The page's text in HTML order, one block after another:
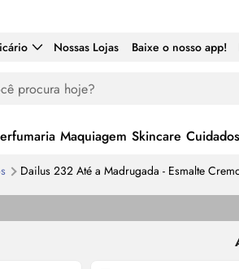
Nossas Lojas Baixe o nosso app!
Maquiagem Skincare
Dailus 232 Até a Madrugada - Esmalte